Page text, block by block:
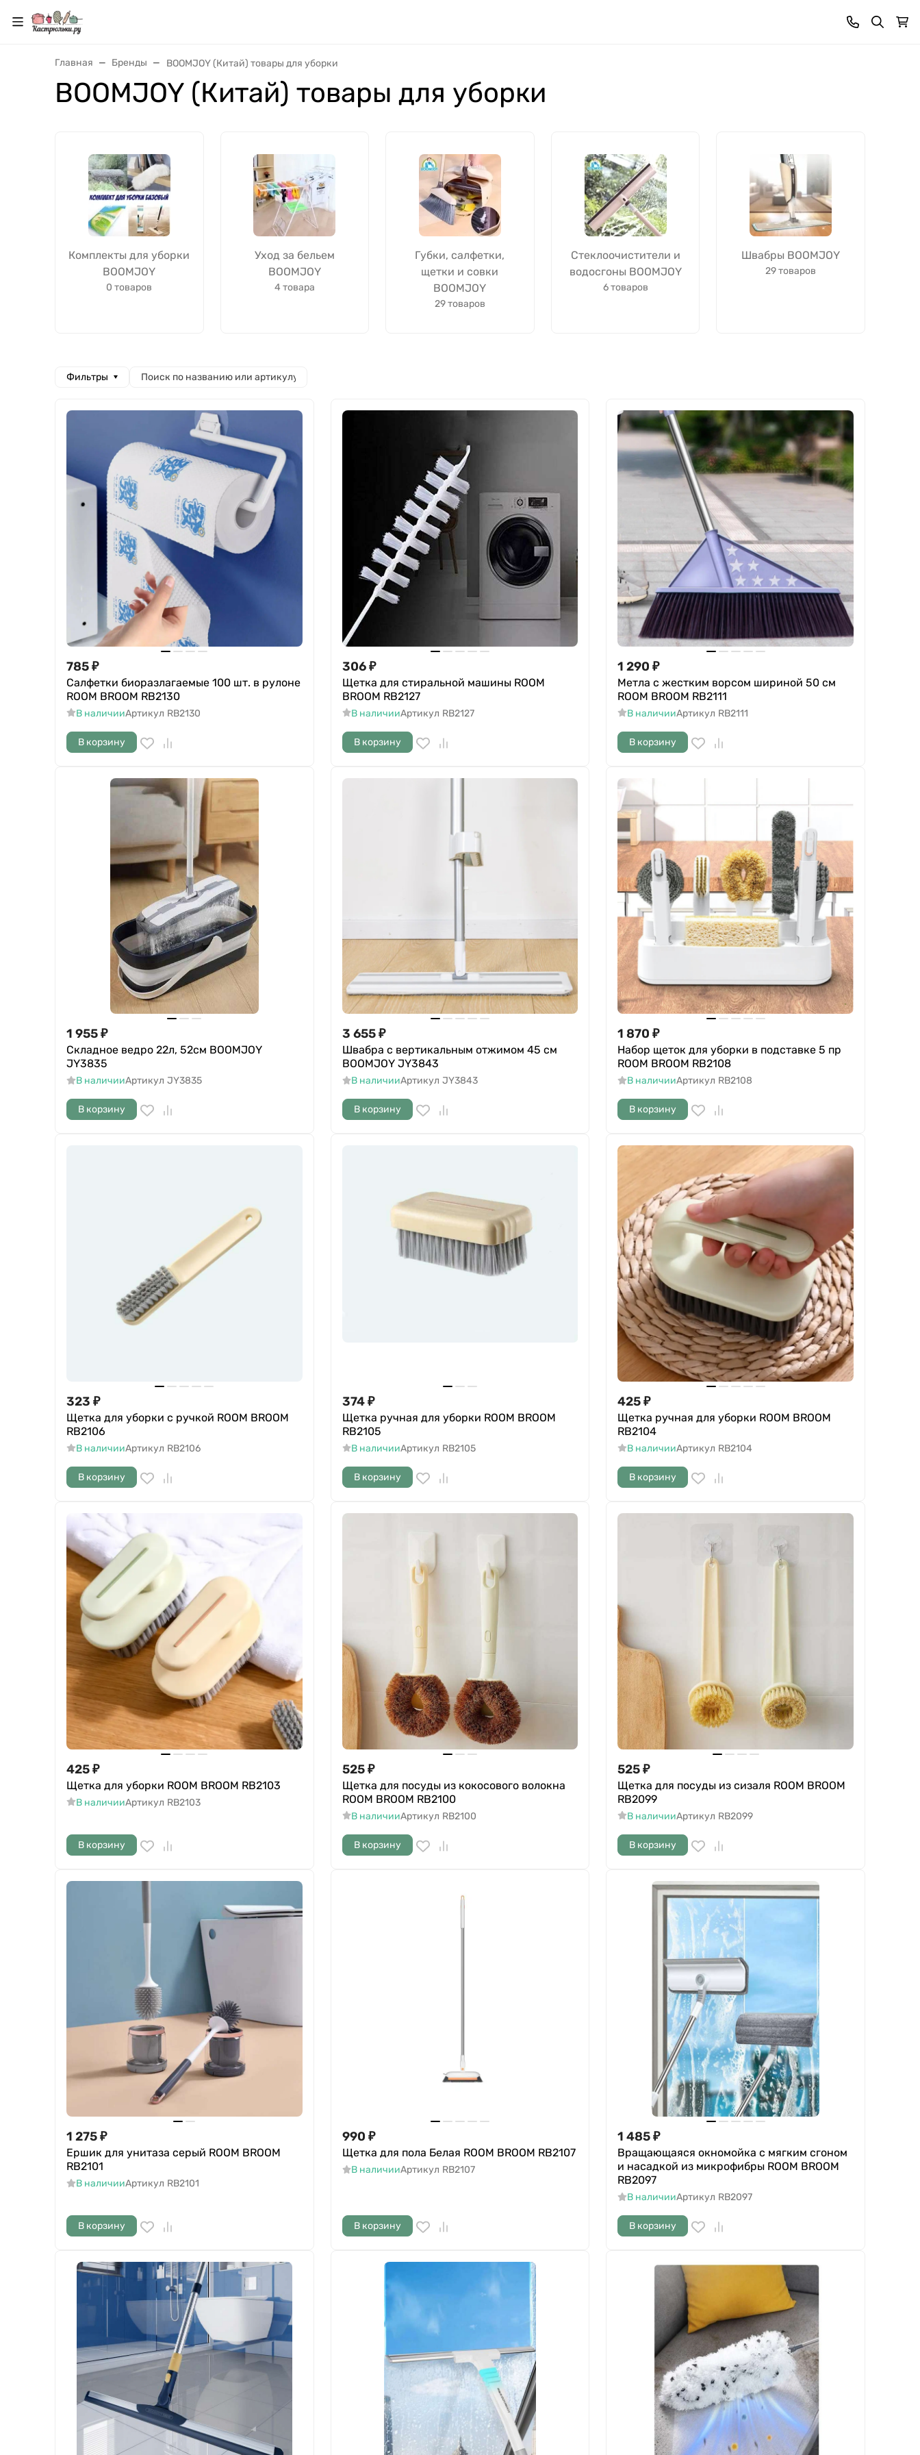
Главная Бренды BOOMJOY (Китай) товары для уборки
BOOMJOY (Китай) товары для уборки
Комплекты для уборки
BOOMJOY
0 товаров
Уход за бельем
BOOMJOY
4 товара
Губки, салфетки,
щетки и совки
BOOMJOY
29 товаров
Стеклоочистители и
водосгоны BOOMJOY
6 товаров
Швабры BOOMJOY
29 товаров
Фильтры
785₽
Салфетки биоразлагаемые 100 шт. в рулоне
ROOM BROOM RB2130
В наличииАртикул RB2130
В корзину
306₽
Щетка для стиральной машины ROOM
BROOM RB2127
В наличииАртикул RB2127
В корзину
1 290 ₽
Метла с жестким ворсом шириной 50 см
ROOM BROOM RB2111
В наличииАртикул RB2111
В корзину
1 955₽
Складное ведро 22л, 52см BOOMJOY
JY3835
В наличииАртикул JY3835
В корзину
3 655₽
Швабра с вертикальным отжимом 45 см
BOOMJOY JY3843
В наличииАртикул JY3843
В корзину
1 870 ₽
Набор щеток для уборки в подставке 5 пр
ROOM BROOM RB2108
В наличииАртикул RB2108
В корзину
323 ₽
Щетка для уборки с ручкой ROOM BROOM
RB2106
В наличииАртикул RB2106
В корзину
374₽
Щетка ручная для уборки ROOM BROOM
RB2105
В наличииАртикул RB2105
В корзину
425₽
Щетка ручная для уборки ROOM BROOM
RB2104
В наличииАртикул RB2104
В корзину
425₽
Щетка для уборки ROOM BROOM RB2103
В наличииАртикул RB2103
В корзину
525₽
Щетка для посуды из кокосового волокна
ROOM BROOM RB2100
В наличииАртикул RB2100
В корзину
525₽
Щетка для посуды из сизаля ROOM BROOM
RB2099
В наличииАртикул RB2099
В корзину
1 275₽
Ершик для унитаза серый ROOM BROOM
RB2101
В наличииАртикул RB2101
В корзину
990 ₽
Щетка для пола Белая ROOM BROOM RB2107
В наличииАртикул RB2107
В корзину
1 485₽
Вращающаяся окномойка с мягким сгоном
и насадкой из микрофибры ROOM BROOM
RB2097
В наличииАртикул RB2097
В корзину